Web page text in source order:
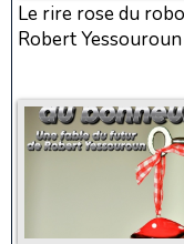
Le rire rose du
Robert